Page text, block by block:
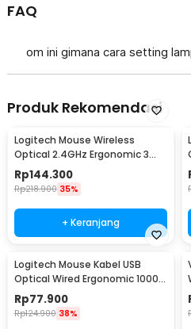
FAQ
om ini gimana cara setting
Produk Rekomendasi
Logitech Mouse Wireless
Optical 2.4GHz Ergonomic 3
Key 1000DPI - M185
Rp144.300
Rp218.900 35%
+ Keranjang
Logitech Mouse Kabel USB
Optical Wired Ergonomic 1000
DPI - M100r
Rp77.900
Rp124.900 38%